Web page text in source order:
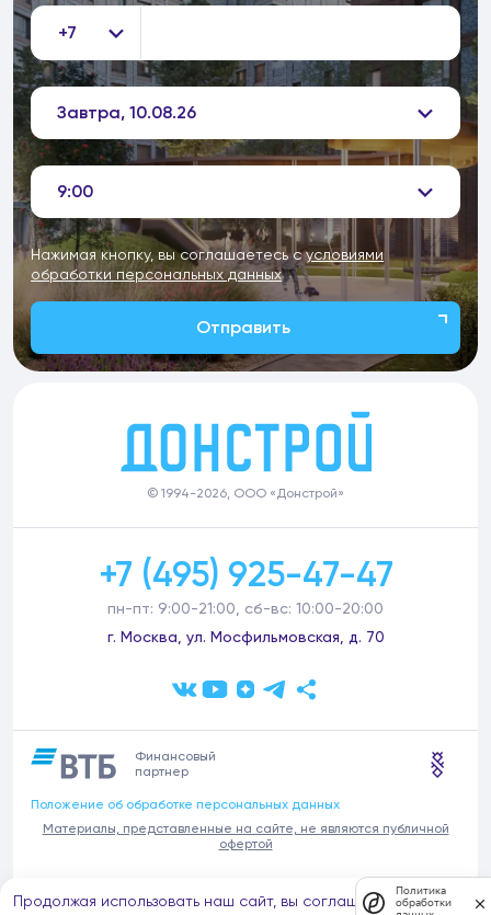
+7
Завтра, 10.08.26
9:00
Нажимая кнопку, вы соглашаетесь сусловиями
обработки персональных данных
Отправить
© 1994-2026, ООО «Донстрой»
+7 (495) 925-47-47
пн-пт: 9:00-21:00, сб-вс: 10:00-20:00
г. Москва, ул. Мосфильмовская, д. 70
Финансовый
партнер
Положение об обработке персональных данных
Материалы, представленные на сайте, не являются публичной
офертой
В связи с участившимися случаями предложений частных услуг от
имени компании Донстрой (проведения ремонтов, продажи
Продолжая использовать наш сайт, вы соглашаетесь на
Политика
обработки